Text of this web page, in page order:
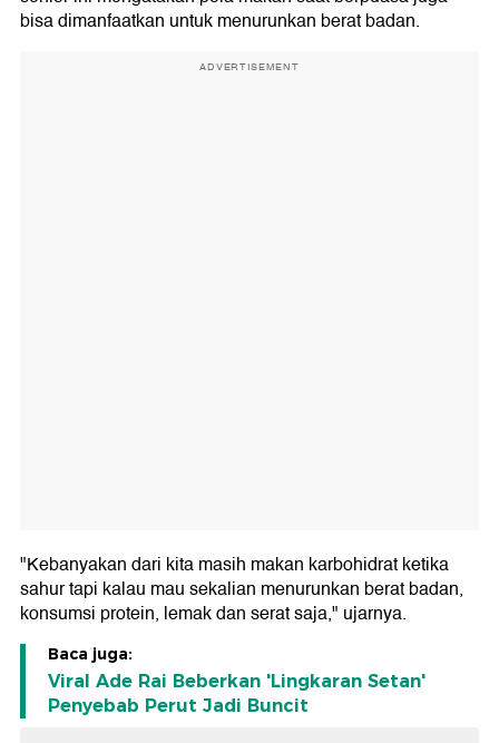
bisa dimanfaatkan untuk menurunkan berat badan.
ADVERTISEMENT
"Kebanyakan dari kita masih makan karbohidrat ketika
sahur tapi kalau mau sekalian menurunkan berat badan,
konsumsi protein, lemak dan serat saja," ujarnya.
Baca juga:
Viral Ade Rai Beberkan 'Lingkaran Setan'
Penyebab Perut Jadi Buncit